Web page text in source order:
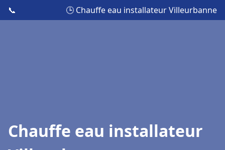
📞 🕒 Chauffe eau installateur Villeurbanne
Chauffe eau installateur